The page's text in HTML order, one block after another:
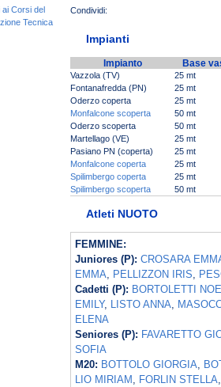
Impianti
Impianto Base
Vazzola (TV)
25 mt
Fontanafredda (PN)
25 mt
Oderzo coperta
25 mt
Monfalcone scoperta
50 mt
Oderzo scoperta
50 mt
Martellago (VE)
25 mt
Pasiano PN (coperta)
25 mt
Monfalcone coperta
25 mt
Spilimbergo coperta
25 mt
Spilimbergo scoperta
50 mt
Atleti NUOTO
FEMMINE:
Juniores (P): CROSARA
EMMA, PELLIZZON IRIS,
Cadetti (P): BORTOLETTI
EMILY, LISTO ANNA,
ELENA
Seniores (P): FAVARETTO
SOFIA
M20: BOTTOLO GIORGIA,
LIO MIRIAM , FORLIN STELLA